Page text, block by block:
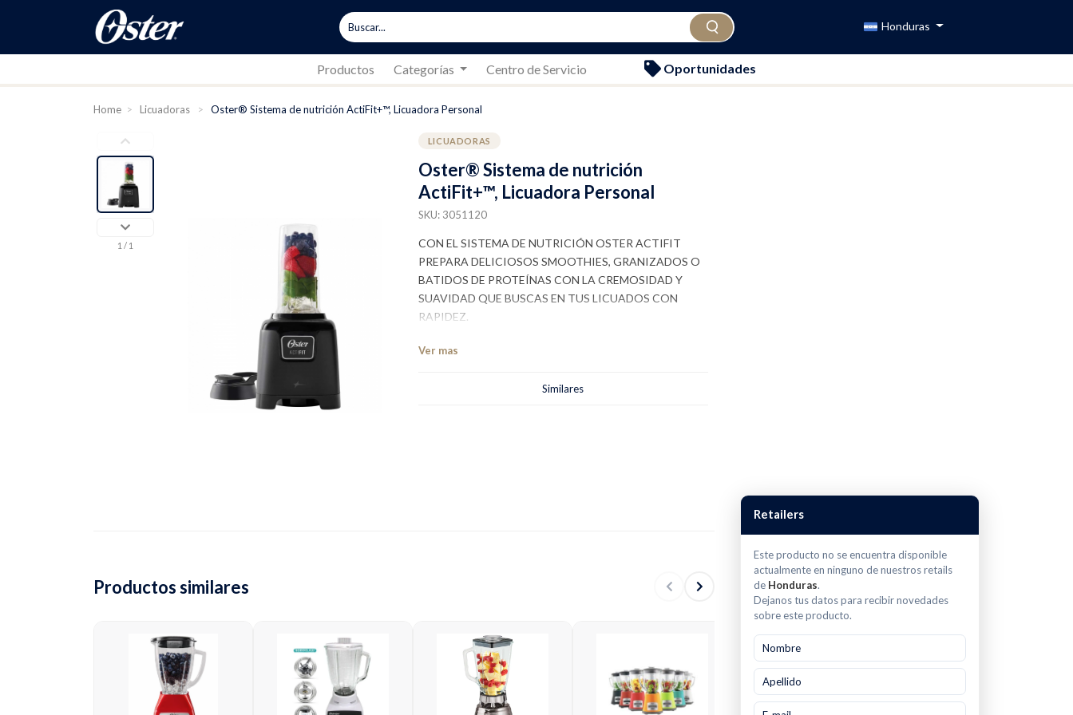
Honduras
Productos Categorías Centro de Servicio Oportunidades
Home > Licuadoras > Oster® Sistema de nutrición ActiFit+™, Licuadora Personal
1 / 1
LICUADORAS
Oster® Sistema de nutrición
ActiFit+™, Licuadora Personal
SKU: 3051120
CON EL SISTEMA DE NUTRICIÓN OSTER ACTIFIT
PREPARA DELICIOSOS SMOOTHIES, GRANIZADOS O
BATIDOS DE PROTEÍNAS CON LA CREMOSIDAD Y
SUAVIDAD QUE BUSCAS EN TUS LICUADOS CON
RAPIDEZ.
Ver mas
Similares
Productos similares
Retailers
Este producto no se encuentra disponible
actualmente en ninguno de nuestros retails
de Honduras.
Dejanos tus datos para recibir novedades
sobre este producto.